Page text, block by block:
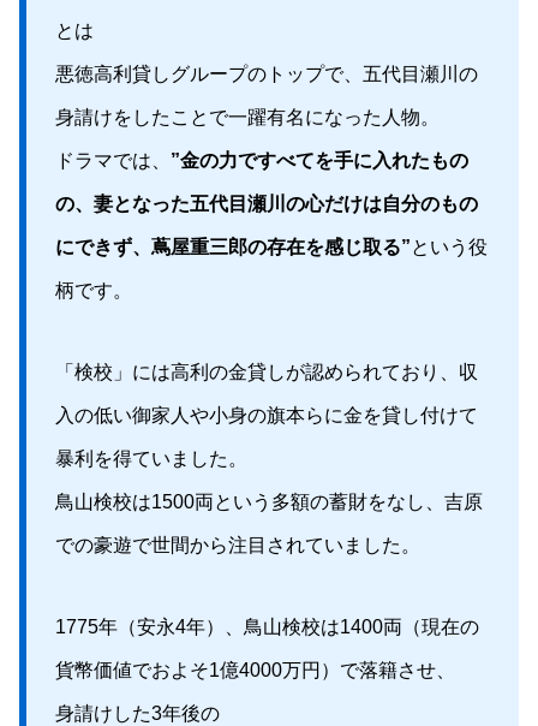
とは
悪徳高利貸しグループのトップで、五代目瀬川の
身請けをしたことで一躍有名になった人物。
ドラマでは、 ”金の力ですべてを手に入れたもの
の、妻となった五代目瀬川の心だけは自分のもの
にできず、蔦屋重三郎の存在を感じ取る”という役
柄です。
「検校」には高利の金貸しが認められており、収
入の低い御家人や小身の旗本らに金を貸し付けて
暴利を得ていました。
鳥山検校は1500両という多額の蓄財をなし、吉原
での豪遊で世間から注目されていました。
1775年（安永4年）、鳥山検校は1400両（現在の
貨幣価値でおよそ1億4000万円）で落籍させ、
身請けした3年後の